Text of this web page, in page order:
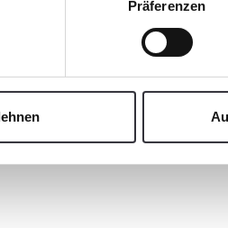
Präferenzen
tutto il mondo raccontano le